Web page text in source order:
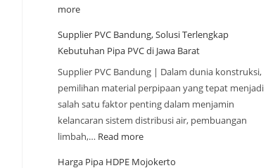
more
Supplier PVC Bandung, Solusi Terlengkap
Kebutuhan Pipa PVC di Jawa Barat
Supplier PVC Bandung | Dalam dunia konstruksi,
pemilihan material perpipaan yang tepat menjadi
salah satu faktor penting dalam menjamin
kelancaran sistem distribusi air, pembuangan
limbah,… Read more
Harga Pipa HDPE Mojokerto